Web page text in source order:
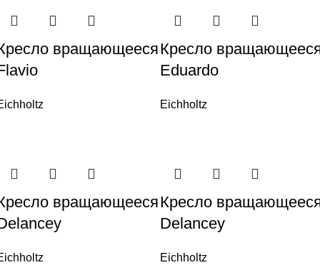
вращающеесяКресло
Eduardo
Eichholtz
вращающеесяКресло
Delancey
Eichholtz